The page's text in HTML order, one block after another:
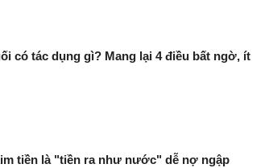
có tác dụng gì? Mang lại 4 điều bất ngờ, ít
tiền là "tiền ra như nước" dễ nợ ngập